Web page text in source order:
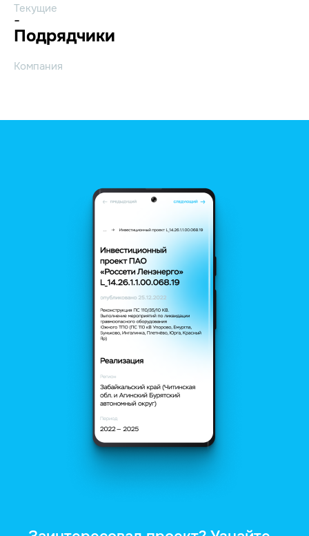
Текущие
-
Подрядчики
Компания